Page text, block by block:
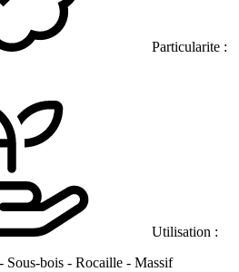
Particularite :
Utilisation :
Sous-bois - Rocaille - Massif